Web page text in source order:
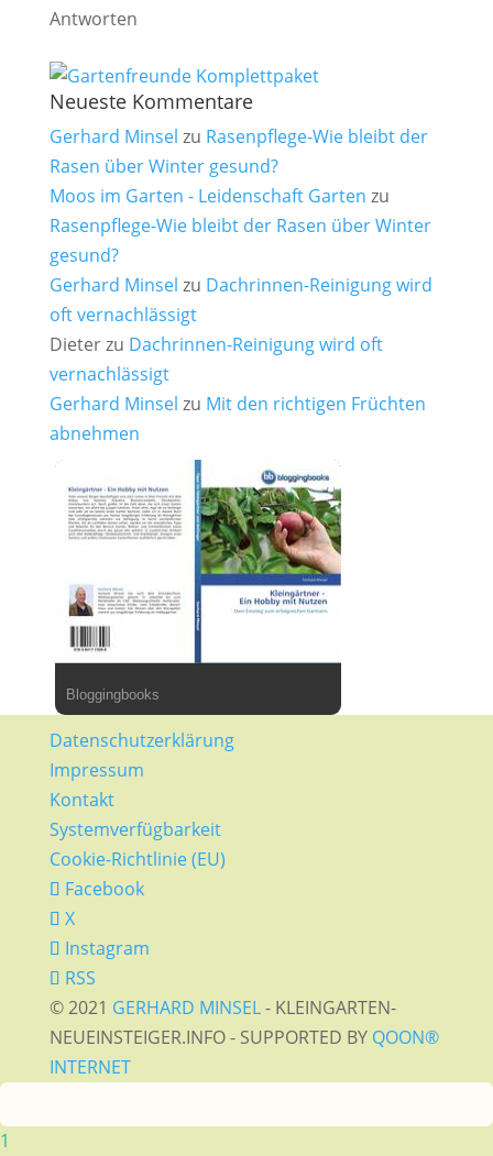
Antworten
Neueste Kommentare
Gerhard Minsel zu Rasenpflege-Wie bleibt der
Rasen über Winter gesund?
Moos im Garten - Leidenschaft Garten zu
Rasenpflege-Wie bleibt der Rasen über Winter
gesund?
Gerhard Minsel zu Dachrinnen-Reinigung wird
oft vernachlässigt
Dieterzu Dachrinnen-Reinigung wird oft
vernachlässigt
Gerhard Minsel zu Mit den richtigen Früchten
abnehmen
Bloggingbooks
Datenschutzerklärung
Impressum
Kontakt
Systemverfügbarkeit
Cookie-Richtlinie (EU)
Facebook
X
Instagram
RSS
© 2021 GERHARD MINSEL- KLEINGARTEN-
NEUEINSTEIGER.INFO - SUPPORTED BY QOON®
INTERNET
1